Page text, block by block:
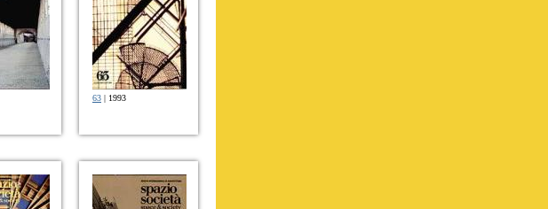
63 | 1993